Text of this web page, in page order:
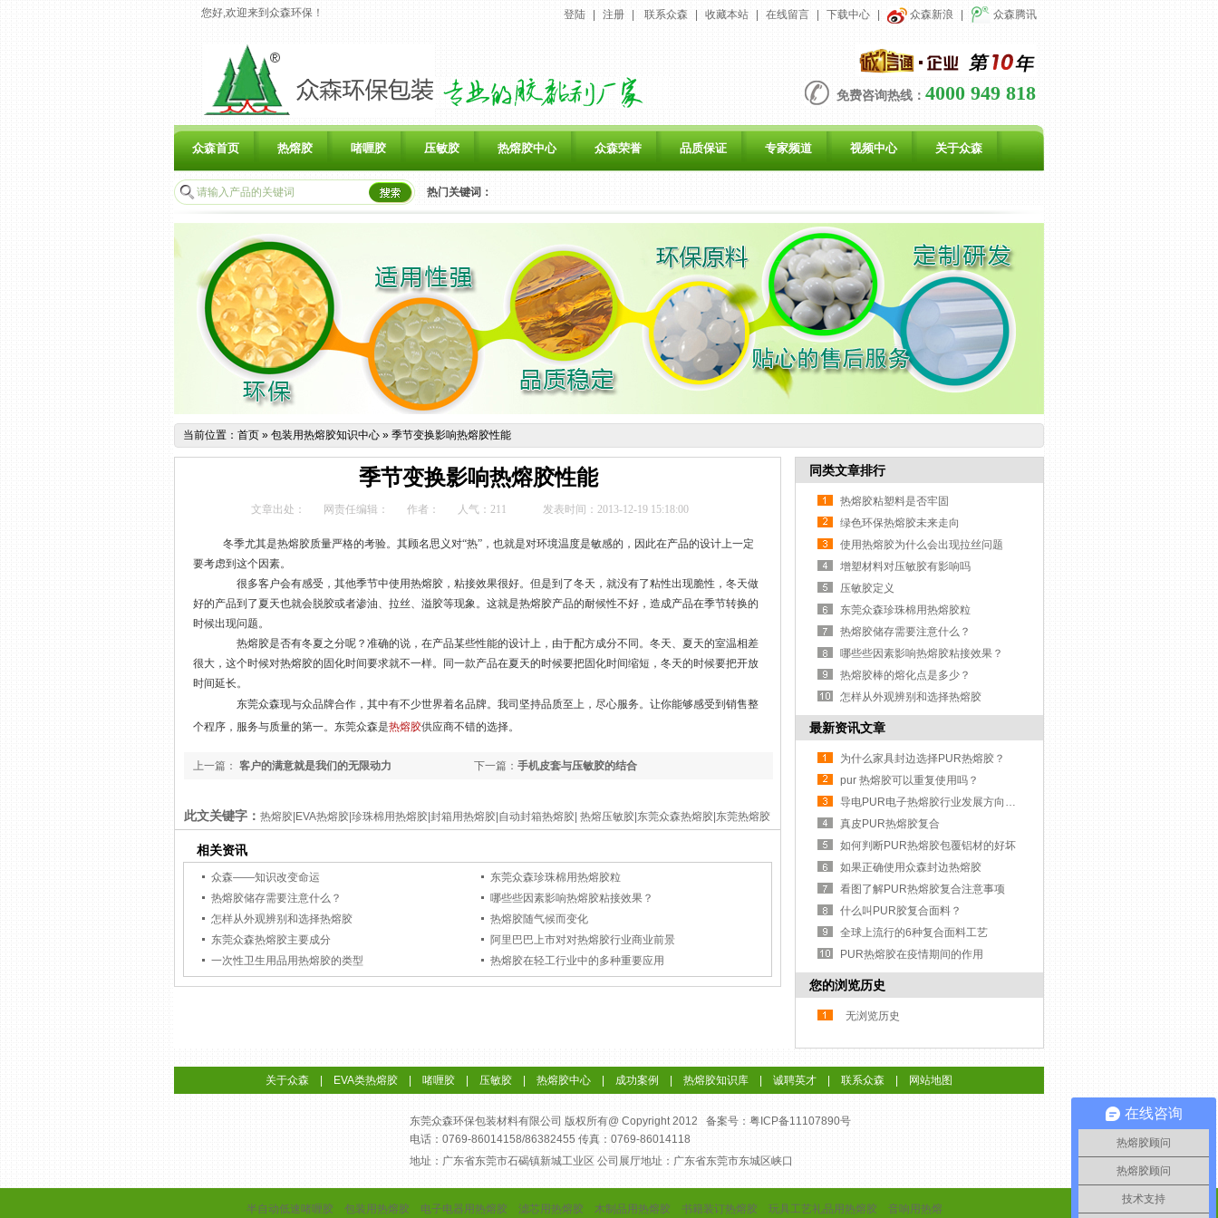
登陆 | 注册 | 联系众森 | 收藏本站 | 在线留言 | 下载中心 | 众森新浪 | 众森腾讯
您好,欢迎来到众森环保！
免费咨询热线： 4000 949 818
众森首页 热熔胶 啫喱胶 压敏胶 热熔胶中心 众森荣誉 品质保证 专家频道 视频中心 关于众森
联系众森 热门关键词：
当前位置： 首页 » 包装用热熔胶知识中心 » 季节变换影响热熔胶性能
季节变换影响热熔胶性能
文章出处： 网责任编辑： 作者： 人气： 211 发表时间：2013-12-19 15:18:00
冬季尤其是热熔胶质量严格的考验。其顾名思义对“热” ，也就是对环境温度是敏感的，因此在产品的设计上一定
要考虑到这个因素。
很多客户会有感受，其他季节中使用热熔胶，粘接效果很好。但是到了冬天，就没有了粘性出现脆性，冬天做
好的产品到了夏天也就会脱胶或者渗油、拉丝、溢胶等现象。这就是热熔胶产品的耐候性不好，造成产品在季节转换的
时候出现问题。
热熔胶是否有冬夏之分呢？准确的说，在产品某些性能的设计上，由于配方成分不同。冬天、夏天的室温相差
很大，这个时候对热熔胶的固化时间要求就不一样。同一款产品在夏天的时候要把固化时间缩短，冬天的时候要把开放
时间延长。
东莞众森现与众品牌合作，其中有不少世界着名品牌。我司坚持品质至上，尽心服务。让你能够感受到销售整
个程序，服务与质量的第一。东莞众森是热熔胶供应商不错的选择。
下一篇： 手机皮套与压敏胶的结合
上一篇： 客户的满意就是我们的无限动力
此文关键字： 热熔胶|EVA热熔胶|珍珠棉用热熔胶|封箱用热熔胶|自动封箱热熔胶| 热熔压敏胶|东莞众森热熔胶|东莞热熔胶
相关资讯
众森——知识改变命运
东莞众森珍珠棉用热熔胶粒
热熔胶储存需要注意什么？
哪些些因素影响热熔胶粘接效果？
怎样从外观辨别和选择热熔胶
热熔胶随气候而变化
东莞众森热熔胶主要成分
阿里巴巴上市对对热熔胶行业商业前景
一次性卫生用品用热熔胶的类型
热熔胶在轻工行业中的多种重要应用
同类文章排行
热熔胶粘塑料是否牢固
绿色环保热熔胶未来走向
使用热熔胶为什么会出现拉丝问题
增塑材料对压敏胶有影响吗
压敏胶定义
东莞众森珍珠棉用热熔胶粒
热熔胶储存需要注意什么？
哪些些因素影响热熔胶粘接效果？
热熔胶棒的熔化点是多少？
怎样从外观辨别和选择热熔胶
最新资讯文章
为什么家具封边选择PUR热熔胶？
pur 热熔胶可以重复使用吗？
导电PUR电子热熔胶行业发展方向与挑战
真皮PUR热熔胶复合
如何判断PUR热熔胶包覆铝材的好坏
如果正确使用众森封边热熔胶
看图了解PUR热熔胶复合注意事项
什么叫PUR胶复合面料？
全球上流行的6种复合面料工艺
PUR热熔胶在疫情期间的作用
您的浏览历史
无浏览历史
关于众森 EVA类热熔胶 啫喱胶 压敏胶 热熔胶中心 成功案例 热熔胶知识库 诚聘英才 联系众森 网站地图
东莞众森环保包装材料有限公司 版权所有@ Copyright 2012 备案号： 粤ICP备11107890号
电话：0769-86014158/86382455 传真：0769-86014118
地址：广东省东莞市石碣镇新城工业区 公司展厅地址：广东省东莞市东城区峡口
半自动低速啫喱胶 包装用热熔胶 电子电器用热熔胶 滤芯用热熔胶 木制品用热熔胶 书籍装订热熔胶 玩具工艺礼品用热熔胶 音响用热熔
在线咨询
热熔胶顾问
热熔胶顾问
技术支持